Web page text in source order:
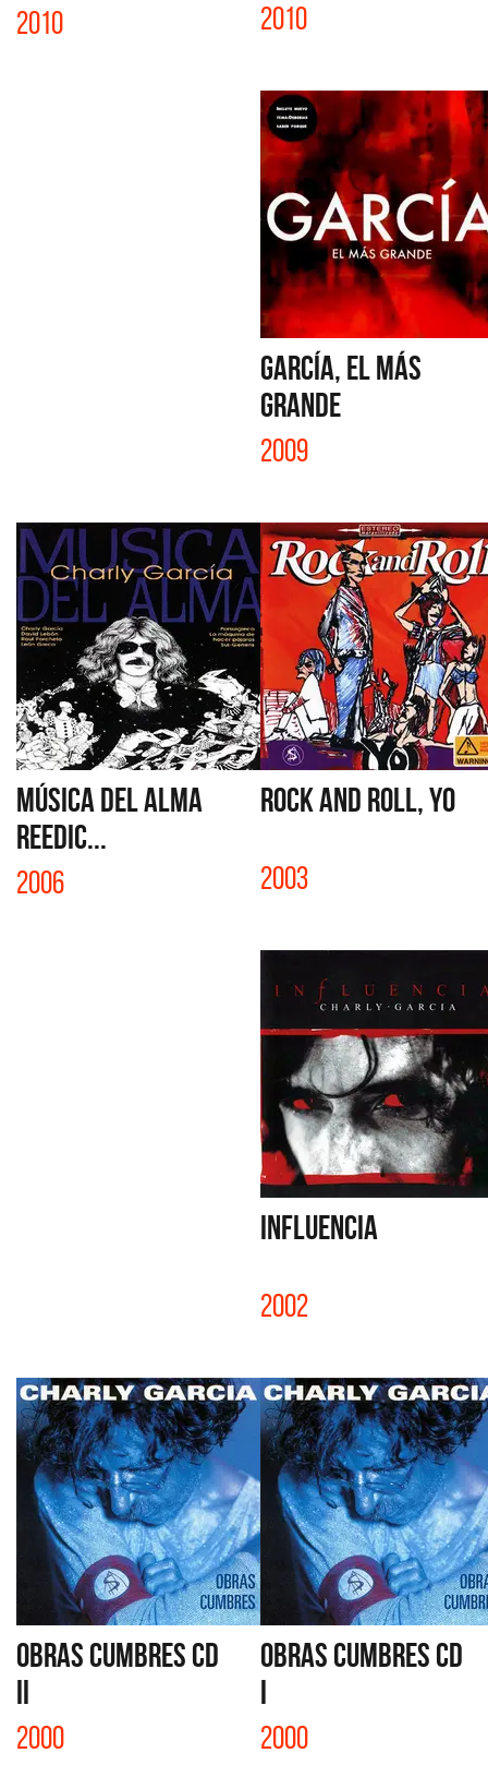
2010 2010
GARCÍA, EL MÁS
GRANDE
2009
MÚSICA DEL ALMA
REEDIC...
2006
ROCK AND ROLL, YO
2003
INFLUENCIA
2002
OBRAS CUMBRES CD
II
2000
OBRAS CUMBRES CD
I
2000